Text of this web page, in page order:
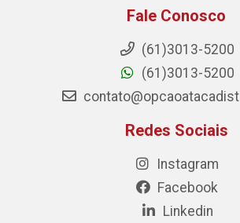
Fale Conosco
(61)3013-5200
(61)3013-5200
Redes Sociais
Instagram
Facebook
Linkedin